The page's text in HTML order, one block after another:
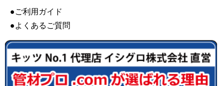
●ご利用ガイド
●よくあるご質問